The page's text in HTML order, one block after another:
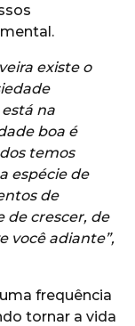
existe o
na
boa é
temos
espécie de
de
de crescer, de
você adiante”,
frequência
tornar a vida